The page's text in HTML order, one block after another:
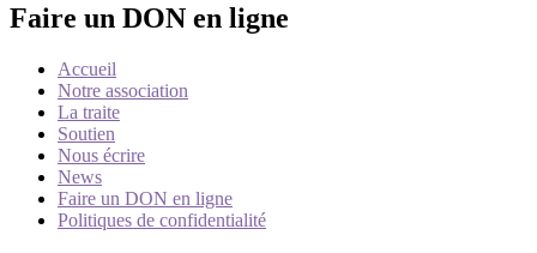
Faire un DON en ligne
Accueil
Notre association
La traite
Soutien
Nous écrire
News
Faire un DON en ligne
Politiques de confidentialité